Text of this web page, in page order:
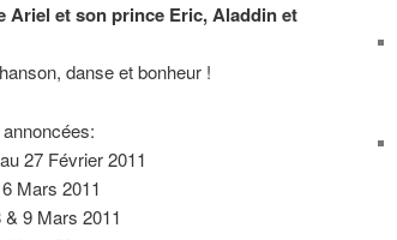
Ariel et son prince Eric, Aladdin et
danse et bonheur !
27 Février 2011
Mars 2011
9 Mars 2011